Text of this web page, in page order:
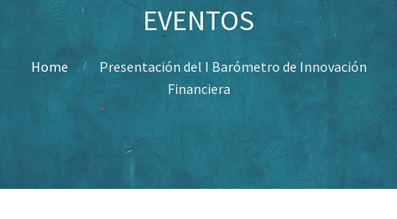
Home
Presentación del I Barómetro de Innovación
Financiera